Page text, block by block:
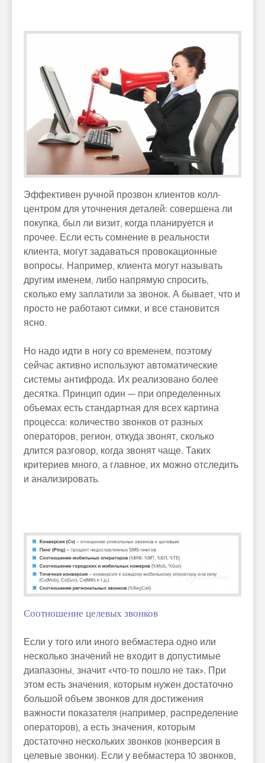
Эффективен ручной прозвон клиентов колл-
центром для уточнения деталей: совершена ли
покупка, был ли визит, когда планируется и
прочее. Если есть сомнение в реальности
клиента, могут задаваться провокационные
вопросы. Например, клиента могут называть
другим именем, либо напрямую спросить,
сколько ему заплатили за звонок. А бывает, что и
просто не работают симки, и все становится
ясно.
Но надо идти в ногу со временем, поэтому
сейчас активно используют автоматические
системы антифрода. Их реализовано более
десятка. Принцип один — при определенных
объемах есть стандартная для всех картина
процесса: количество звонков от разных
операторов, регион, откуда звонят, сколько
длится разговор, когда звонят чаще. Таких
критериев много, а главное, их можно отследить
и анализировать.
Соотношение целевых звонков
Если у того или иного вебмастера одно или
несколько значений не входит в допустимые
диапазоны, значит «что-то пошло не так». При
этом есть значения, которым нужен достаточно
большой объем звонков для достижения
важности показателя (например, распределение
операторов), а есть значения, которым
достаточно нескольких звонков (конверсия в
целевые звонки). Если у вебмастера 10 звонков,